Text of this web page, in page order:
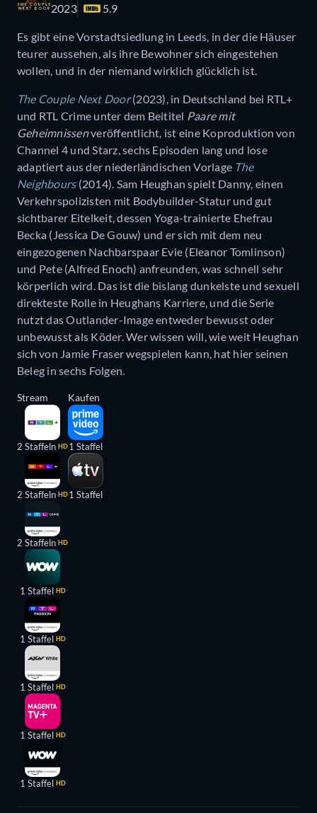
2023 5.9
Es gibt eine Vorstadtsiedlung in Leeds, in der die Häuser
teurer aussehen, als ihre Bewohner sich eingestehen
wollen, und in der niemand wirklich glücklich ist.
The Couple Next Door (2023), in Deutschland bei RTL+
und RTL Crime unter dem Beititel Paare mit
Geheimnissenveröffentlicht, ist eine Koproduktion von
Channel 4 und Starz, sechs Episoden lang und lose
adaptiert aus der niederländischen Vorlage The
Neighbours(2014). Sam Heughan spielt Danny, einen
Verkehrspolizisten mit Bodybuilder-Statur und gut
sichtbarer Eitelkeit, dessen Yoga-trainierte Ehefrau
Becka (Jessica De Gouw) und er sich mit dem neu
eingezogenen Nachbarspaar Evie (Eleanor Tomlinson)
und Pete (Alfred Enoch) anfreunden, was schnell sehr
körperlich wird. Das ist die bislang dunkelste und sexuell
direkteste Rolle in Heughans Karriere, und die Serie
nutzt das Outlander-Image entweder bewusst oder
unbewusst als Köder. Wer wissen will, wie weit Heughan
sich von Jamie Fraser wegspielen kann, hat hier seinen
Beleg in sechs Folgen.
Stream
2 Staffeln HD
2 Staffeln HD
2 Staffeln HD
1 Staffel HD
1 Staffel HD
1 Staffel HD
1 Staffel HD
1 Staffel HD
Kaufen
1 Staffel
1 Staffel